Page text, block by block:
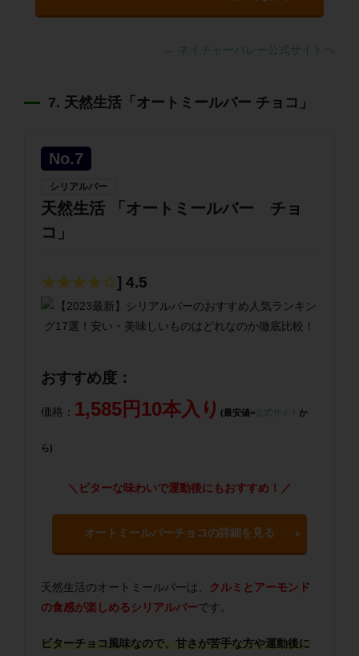
→ ネイチャーバレー公式サイトへ
7. 天然生活「オートミールバー チョコ」
No.7
シリアルバー
天然生活 「オートミールバー チョ
コ」
★★★★☆] 4.5
おすすめ度：
価格： 1,585円10本入り (最安値= 公式サイト か
ら)
＼ビターな味わいで運動後にもおすすめ！／
オートミールバーチョコの詳細を見る
天然生活のオートミールバーは、
クルミとアーモンド
の食感が楽しめるシリアルバーです。
ビターチョコ風味なので、甘さが苦手な方や運動後に